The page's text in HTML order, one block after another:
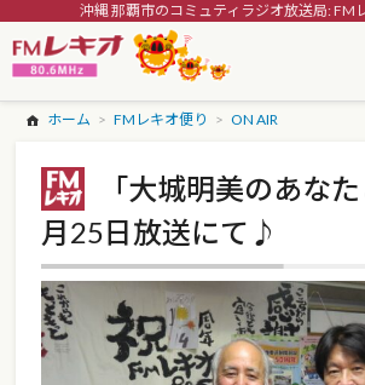
沖縄 那覇市のコミュティラジオ放送局: FM
ホーム FMレキオ便り ON AIR
「大城明美のあな
月25日放送にて♪